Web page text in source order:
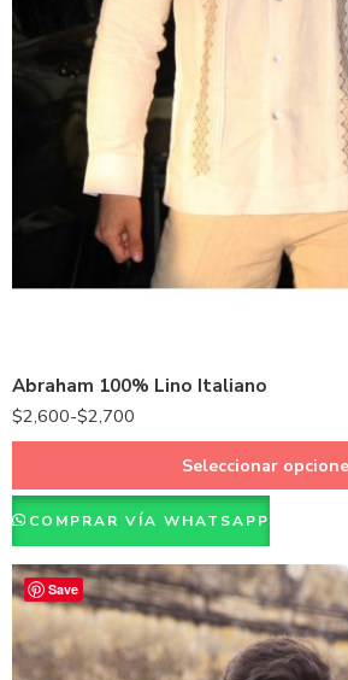
Abraham 100% Lino Italiano
$2,600-$2,700
38 - M
46 - XXXL
48 - XXXXL
Seleccionar
COMPRAR VÍA WHATSAPP
Save